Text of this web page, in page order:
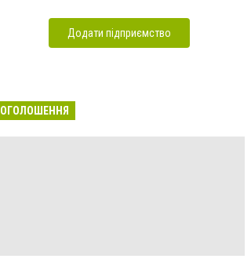
Додати підприємство
ОГОЛОШЕННЯ